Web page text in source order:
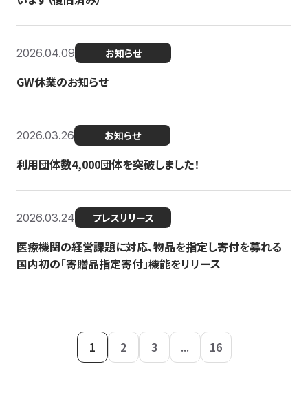
2026.04.09 お知らせ
GW休業のお知らせ
2026.03.26 お知らせ
利用団体数4,000団体を突破しました！
2026.03.24 プレスリリース
医療機関の経営課題に対応、物品を指定し寄付を募れる
国内初の「寄贈品指定寄付」機能をリリース
1 2 3 ... 16